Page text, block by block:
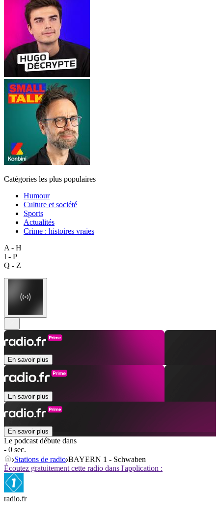
Catégories les plus populaires
Humour
Culture et société
Sports
Actualités
Crime : histoires vraies
A - H
I - P
Q - Z
En savoir plus
En savoir plus
En savoir plus
Le podcast débute dans
- 0 sec.
Stations de radio BAYERN 1 - Schwaben
Écoutez gratuitement cette radio dans l'application :
radio.fr